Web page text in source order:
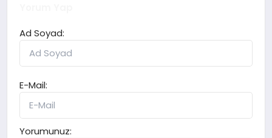
Ad Soyad:
E-Mail:
Yorumunuz: